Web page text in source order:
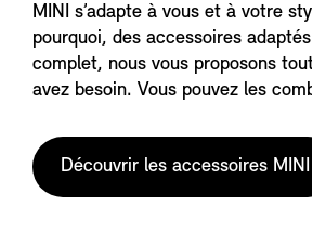
MINI s’adapte à vous et à votre
pourquoi, des accessoires
complet, nous vous proposons
avez besoin. Vous pouvez les
parfaitement adaptée à vous et à
aventure.
Découvrir les accessoires MINI